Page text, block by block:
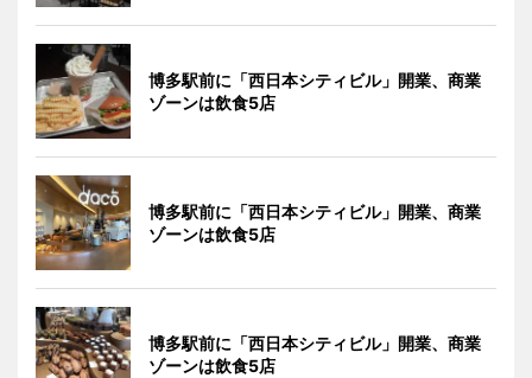
博多駅前に「西日本シティビル」開業、商業
ゾーンは飲食5店
博多駅前に「西日本シティビル」開業、商業
ゾーンは飲食5店
博多駅前に「西日本シティビル」開業、商業
ゾーンは飲食5店